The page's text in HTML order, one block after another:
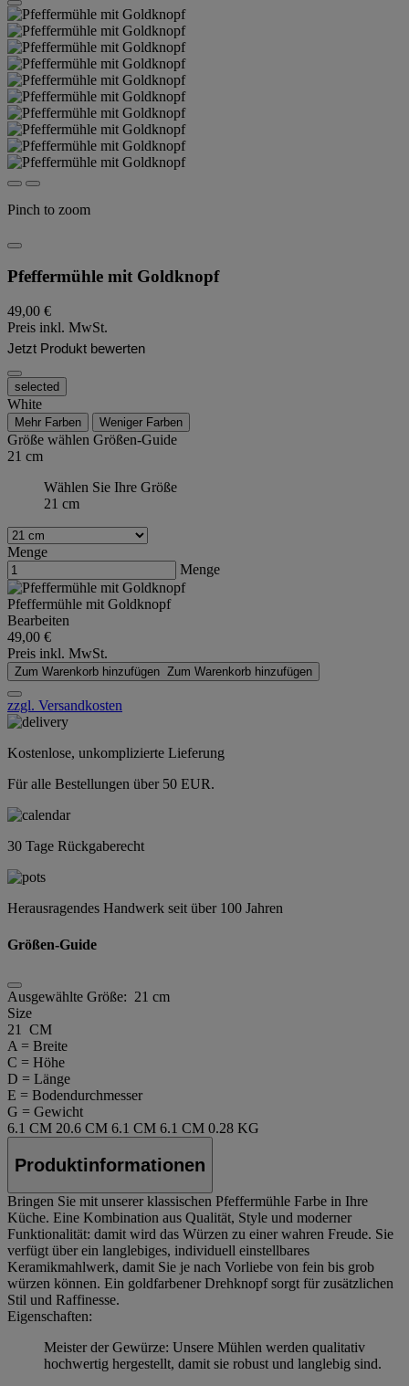
Pinch to zoom
Pfeffermühle mit Goldknopf
49,00 €
Preis inkl. MwSt.
Jetzt Produkt bewerten
selected
White
Mehr Farben Weniger Farben
Größe wählen Größen-Guide
21 cm
Wählen Sie Ihre Größe
21 cm
Menge
Menge
Pfeffermühle mit Goldknopf
Bearbeiten
49,00 €
Preis inkl. MwSt.
Zum Warenkorb hinzufügen Zum Warenkorb hinzufügen
zzgl. Versandkosten
Kostenlose, unkomplizierte Lieferung
Für alle Bestellungen über 50 EUR.
30 Tage Rückgaberecht
Herausragendes Handwerk seit über 100 Jahren
Größen-Guide
Ausgewählte Größe: 21 cm
Size
21 CM
A = Breite
C = Höhe
D = Länge
E = Bodendurchmesser
G = Gewicht
6.1 CM 20.6 CM 6.1 CM 6.1 CM 0.28 KG
Produktinformationen
Bringen Sie mit unserer klassischen Pfeffermühle Farbe in Ihre
Küche. Eine Kombination aus Qualität, Style und moderner
Funktionalität: damit wird das Würzen zu einer wahren Freude. Sie
verfügt über ein langlebiges, individuell einstellbares
Keramikmahlwerk, damit Sie je nach Vorliebe von fein bis grob
würzen können. Ein goldfarbener Drehknopf sorgt für zusätzlichen
Stil und Raffinesse.
Eigenschaften:
Meister der Gewürze: Unsere Mühlen werden qualitativ
hochwertig hergestellt, damit sie robust und langlebig sind.